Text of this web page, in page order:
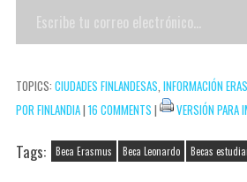
s
t
Escribe
tu
electrónico…
TOPICS: CIUDADES FINLANDESAS INFORMACIÓN
POR FINLANDIA| 16 COMMENTS | VERSIÓN PARA
Tags: Beca Erasmus Beca Leonardo Becas